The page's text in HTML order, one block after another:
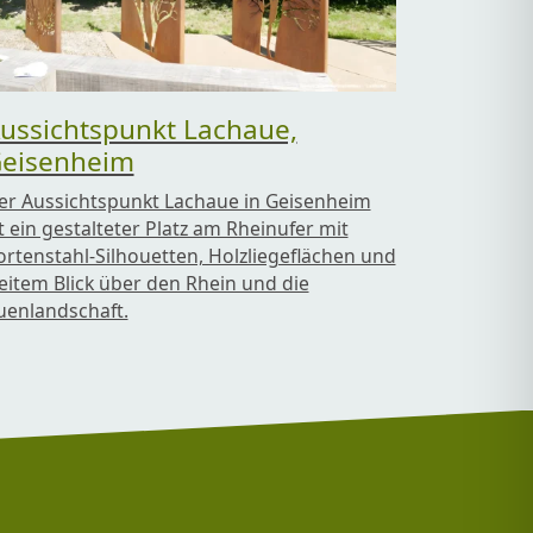
Lachaue,
Aussichtspunkt Lachaue in Geisenheim
ein gestalteter Platz am Rheinufer mit
Silhouetten, Holzliegeflächen und
Blick über den Rhein und die